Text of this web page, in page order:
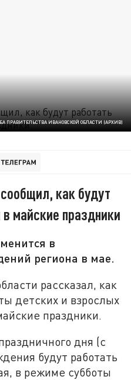
ПРАВИТЕЛЬСТВА ИВАНОВСКОЙ ОБЛАСТИ (АРХИВ)
как будут
майские праздники
в
региона в мае.
рассказал, как
детских и взрослых
праздники.
дня (с
будут работать
в режиме субботы